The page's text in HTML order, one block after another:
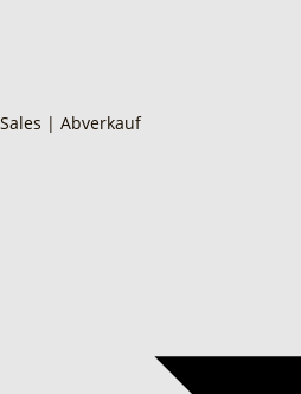
Sales | Abverkauf